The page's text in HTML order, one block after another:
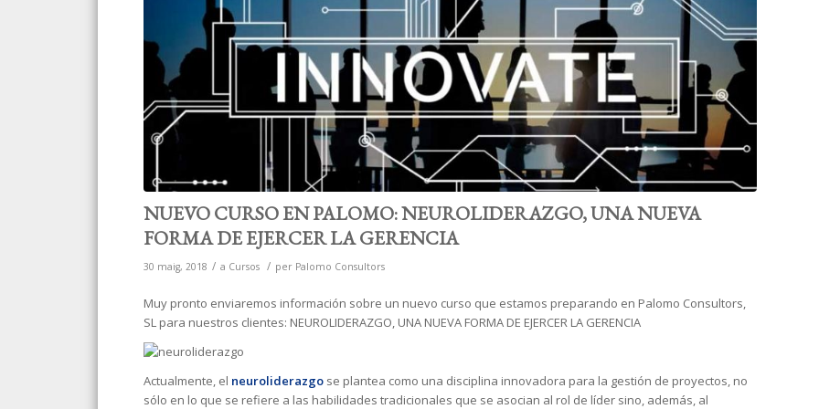
NUEVO CURSO EN PALOMO: NEUROLIDERAZGO, UNA NUEVA
FORMA DE EJERCER LA GERENCIA
30 maig, 2018 / a Cursos / per Palomo Consultors
Muy pronto enviaremos información sobre un nuevo curso que estamos preparando en Palomo Consultors,
SL para nuestros clientes: NEUROLIDERAZGO, UNA NUEVA FORMA DE EJERCER LA GERENCIA
Actualmente, el neuroliderazgo se plantea como una disciplina innovadora para la gestión de proyectos, no
sólo en lo que se refiere a las habilidades tradicionales que se asocian al rol de líder sino, además, al